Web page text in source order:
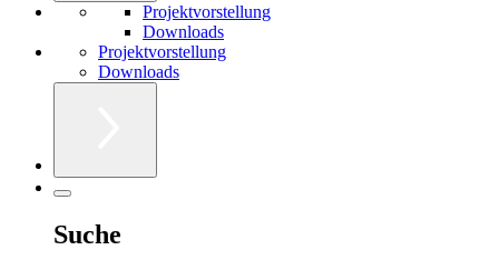
Projektvorstellung
Downloads
Projektvorstellung
Downloads
Suche